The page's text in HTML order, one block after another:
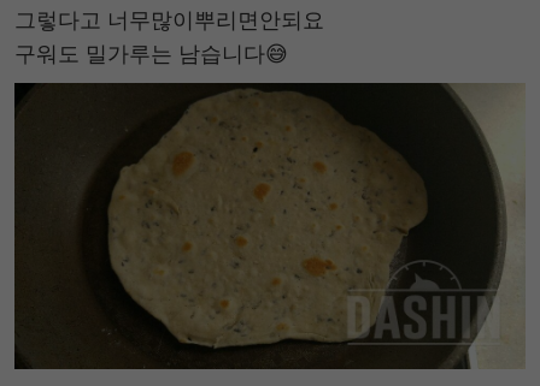
그렇다고 너무많이뿌리면안되요
구워도 밀가루는 남습니다😅